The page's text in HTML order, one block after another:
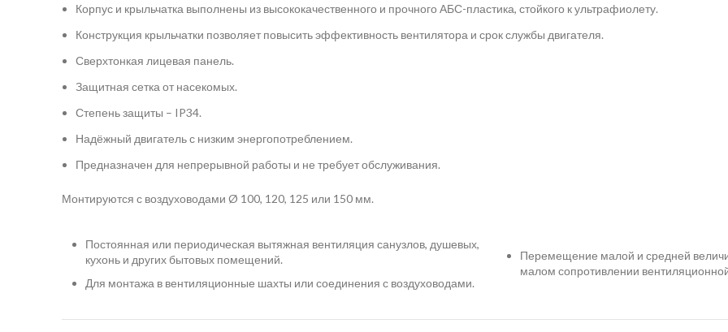
Корпус и крыльчатка выполнены из высококачественного и прочного АБС-пластика, стойкого к ультрафиолету.
Конструкция крыльчатки позволяет повысить эффективность вентилятора и срок службы двигателя.
Сверхтонкая лицевая панель.
Защитная сетка от насекомых.
Степень защиты – IP34.
Надёжный двигатель с низким энергопотреблением.
Предназначен для непрерывной работы и не требует обслуживания.
Монтируются с воздуховодами Ø 100, 120, 125 или 150 мм.
Постоянная или периодическая вытяжная вентиляция санузлов, душевых,
кухонь и других бытовых помещений.
Для монтажа в вентиляционные шахты или соединения с воздуховодами.
Перемещение малой и средней
малом сопротивлении